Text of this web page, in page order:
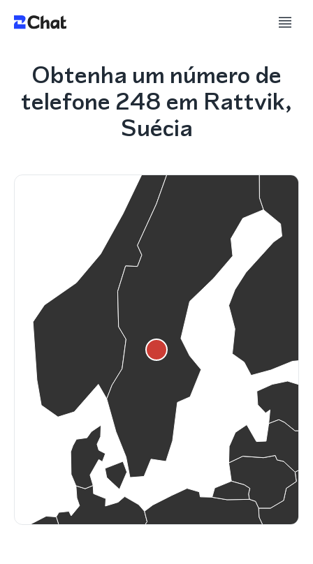
Obtenha um número de
telefone 248 em Rattvik,
Suécia